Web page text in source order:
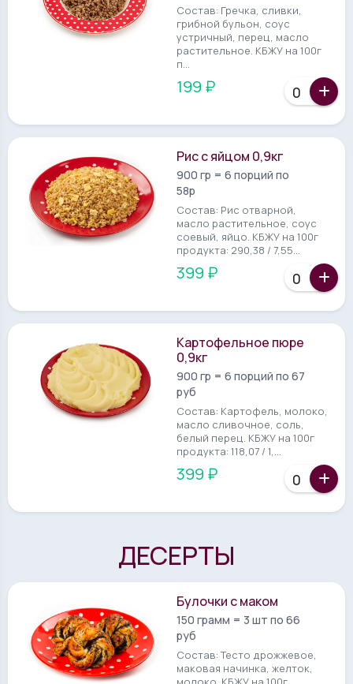
Состав: Гречка, сливки,
грибной бульон, соус
устричный, перец, масло
растительное. КБЖУ на 100г
п...
199 ₽
Рис с яйцом 0,9кг
900 гр = 6 порций по
58р
Состав: Рис отварной,
масло растительное, соус
соевый, яйцо. КБЖУ на 100г
продукта: 290,38 / 7,55...
399 ₽
Картофельное пюре
0,9кг
900 гр = 6 порций по 67
руб
Состав: Картофель, молоко,
масло сливочное, соль,
белый перец. КБЖУ на 100г
продукта: 118,07 / 1,...
399 ₽
ДЕСЕРТЫ
Булочки с маком
150 грамм = 3 шт по 66
руб
Состав: Тесто дрожжевое,
маковая начинка, желток,